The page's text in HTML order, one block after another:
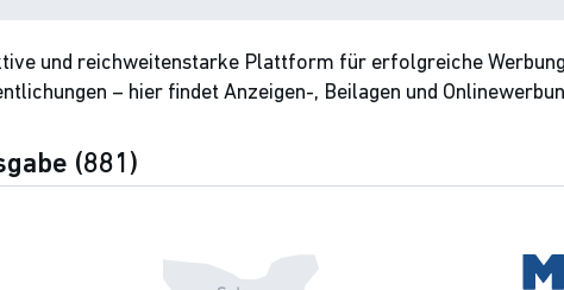
und reichweitenstarke Plattform für erfolgreiche
– hier findet Anzeigen-, Beilagen und
(881)